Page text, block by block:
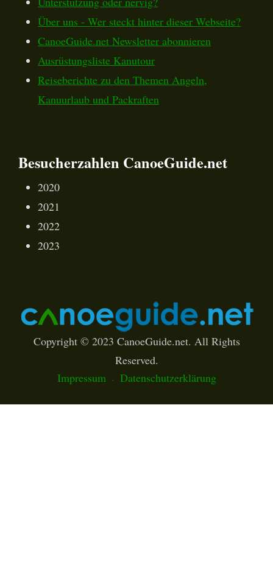
Über uns - Wer steckt hinter dieser Webseite?
CanoeGuide.net Newsletter abonnieren
Ausrüstungsliste Kanutour
Reiseberichte zu den Themen Angeln,
Kanuurlaub und Packraften
Besucherzahlen CanoeGuide.net
2020
2021
2022
2023
Copyright © 2023 CanoeGuide.net. All Rights
Reserved.
Impressum
Datenschutzerklärung